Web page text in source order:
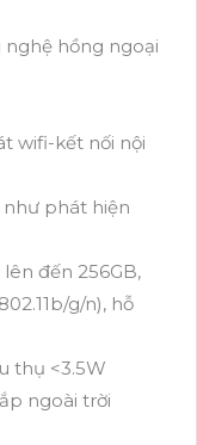
nghệ hồng ngoại
wifi-kết nối nội
phát hiện
đến 256GB,
g/n), hỗ
thụ <3.5W
ngoài trời